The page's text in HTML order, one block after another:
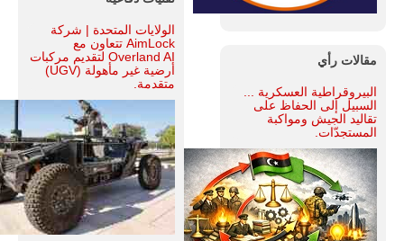
مقالات رأي
البيروقراطية العسكرية ...
السبيل إلى الحفاظ على
تقاليد الجيش ومواكبة
المستجدّات.
الولايات المتحدة | شركة
AimLock تتعاون مع
Overland AI لتقديم مركبات
أرضية غير مأهولة (UGV)
متقدمة.